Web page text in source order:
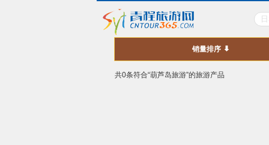
销量排序
共0条符合“葫芦岛旅游”的旅游产品